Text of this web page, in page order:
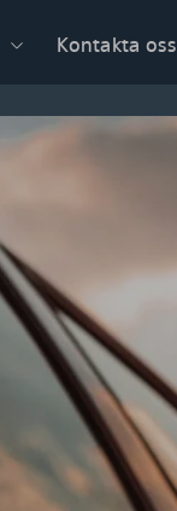
Kontakta oss